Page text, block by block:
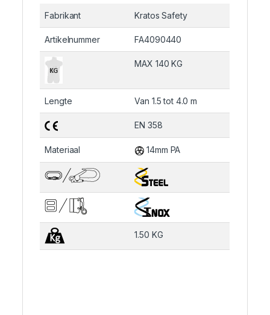
Fabrikant Kratos Safety
Artikelnummer FA4090440
MAX 140 KG
Lengte Van 1.5 tot 4.0 m
EN 358
Materiaal 14mm PA
1.50 KG